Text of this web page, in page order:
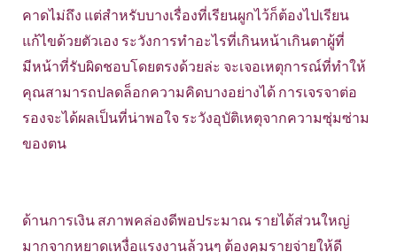
คาดไม่ถึง แต่สำหรับบางเรื่องที่เรียนผูกไว้ก็ต้องไปเรียน
แก้ไขด้วยตัวเอง ระวังการทำอะไรที่เกินหน้าเกินตาผู้ที่
มีหน้าที่รับผิดชอบโดยตรงด้วยล่ะ จะเจอเหตุการณ์ที่ทำให้
คุณสามารถปลดล็อกความคิดบางอย่างได้ การเจรจาต่อ
รองจะได้ผลเป็นที่น่าพอใจ ระวังอุบัติเหตุจากความซุ่มซ่าม
ของตน
ด้านการเงิน สภาพคล่องดีพอประมาณ รายได้ส่วนใหญ่
มากจากหยาดเหงื่อแรงงานล้วนๆ ต้องคุมรายจ่ายให้ดี